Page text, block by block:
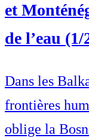
et
de l’eau (1/
Dans les
frontières
oblige la